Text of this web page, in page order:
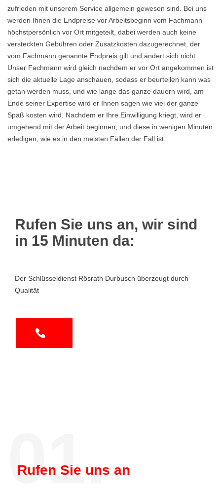
zufrieden mit unserem Service allgemein gewesen sind. Bei uns
werden Ihnen die Endpreise vor Arbeitsbeginn vom Fachmann
höchstpersönlich vor Ort mitgeteilt, dabei werden auch keine
versteckten Gebühren oder Zusatzkosten dazugerechnet, der
vom Fachmann genannte Endpreis gilt und ändert sich nicht.
Unser Fachmann wird gleich nachdem er vor Ort angekommen ist
sich die aktuelle Lage anschauen, sodass er beurteilen kann was
getan werden muss, und wie lange das ganze dauern wird, am
Ende seiner Expertise wird er Ihnen sagen wie viel der ganze
Spaß kosten wird. Nachdem er Ihre Einwilligung kriegt, wird er
umgehend mit der Arbeit beginnen, und diese in wenigen Minuten
erledigen, wie es in den meisten Fällen der Fall ist.
Rufen Sie uns an, wir sind
in 15 Minuten da:
Der Schlüsseldienst Rösrath Durbusch überzeugt durch
Qualität
01.
Rufen Sie uns an